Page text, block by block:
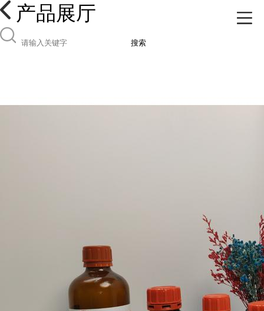
产品展厅
搜索